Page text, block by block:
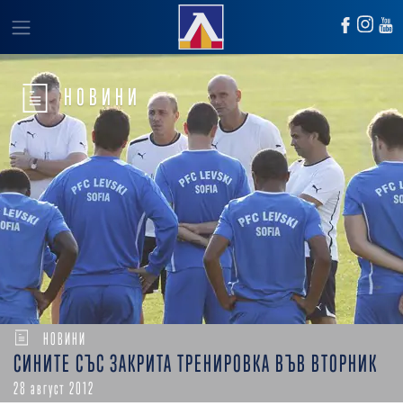
НОВИНИ
НОВИНИ
СИНИТЕ СЪС ЗАКРИТА ТРЕНИРОВКА ВЪВ ВТОРНИК
28 август 2012